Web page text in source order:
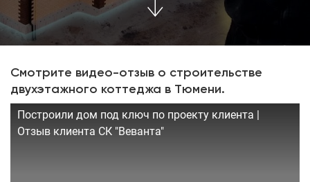
Смотрите видео-отзыв о строительстве
двухэтажного коттеджа в Тюмени.
Построили дом под ключ по проекту клиента |
Отзыв клиента СК "Веванта"